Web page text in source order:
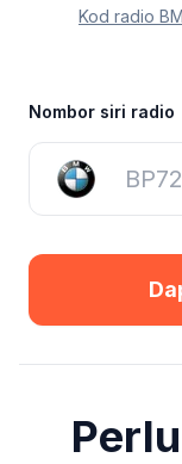
Kod radio
Dapatkan Kod
Nombor siri radio